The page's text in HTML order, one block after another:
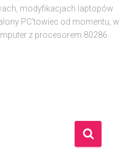
modyfikacjach laptopów
PC'towiec od momentu, w
z procesorem 80286.